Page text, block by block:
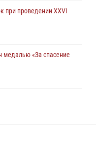
при проведении XXVI
медалью «За спасение
сдачи оружия в Омской